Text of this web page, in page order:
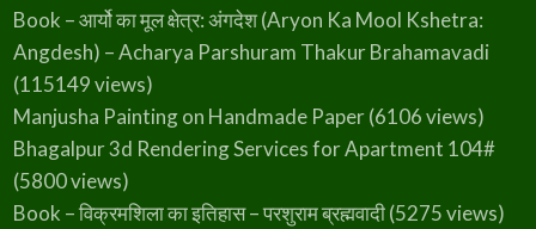
Book – आर्यो का मूल क्षेत्र: अंगदेश (Aryon Ka Mool Kshetra:
Angdesh) – Acharya Parshuram Thakur Brahamavadi
(115149 views)
Manjusha Painting on Handmade Paper(6106 views)
Bhagalpur 3d Rendering Services for Apartment 104#
(5800 views)
Book – विक्रमशिला का इतिहास – परशुराम ब्रह्मवादी(5275 views)